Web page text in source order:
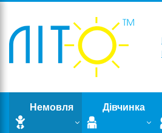
Немовля Дівчинка